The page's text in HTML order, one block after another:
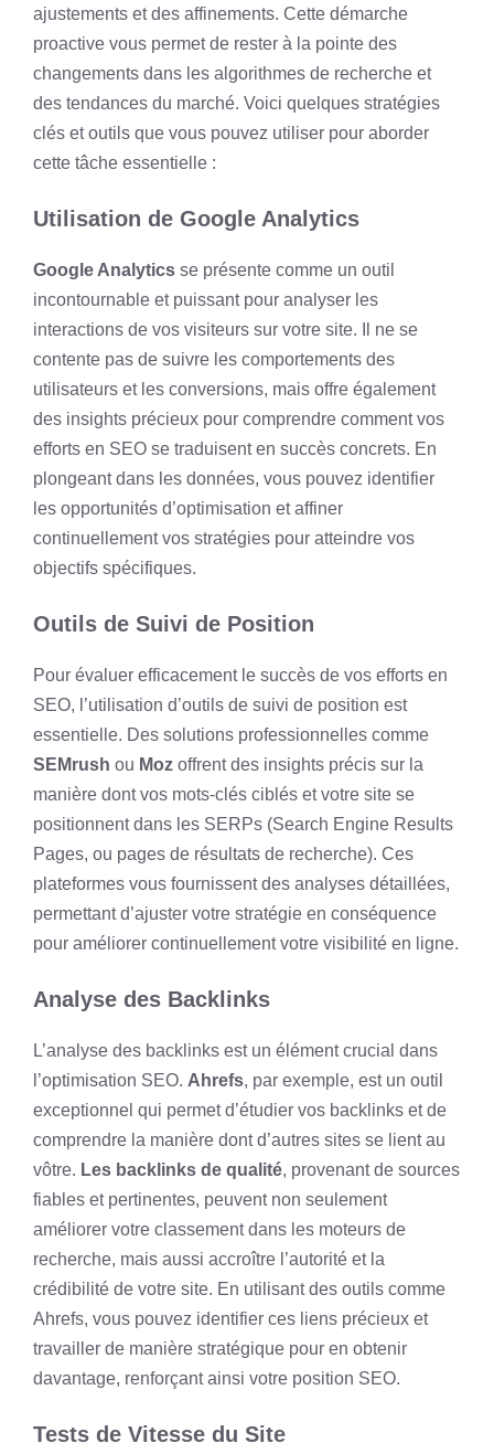
ajustements et des affinements. Cette démarche
proactive vous permet de rester à la pointe des
changements dans les algorithmes de recherche et
des tendances du marché. Voici quelques stratégies
clés et outils que vous pouvez utiliser pour aborder
cette tâche essentielle :
Utilisation de Google Analytics
Google Analytics se présente comme un outil
incontournable et puissant pour analyser les
interactions de vos visiteurs sur votre site. Il ne se
contente pas de suivre les comportements des
utilisateurs et les conversions, mais offre également
des insights précieux pour comprendre comment vos
efforts en SEO se traduisent en succès concrets. En
plongeant dans les données, vous pouvez identifier
les opportunités d’optimisation et affiner
continuellement vos stratégies pour atteindre vos
objectifs spécifiques.
Outils de Suivi de Position
Pour évaluer efficacement le succès de vos efforts en
SEO, l’utilisation d’outils de suivi de position est
essentielle. Des solutions professionnelles comme
SEMrush ou Moz offrent des insights précis sur la
manière dont vos mots-clés ciblés et votre site se
positionnent dans les SERPs (Search Engine Results
Pages, ou pages de résultats de recherche). Ces
plateformes vous fournissent des analyses détaillées,
permettant d’ajuster votre stratégie en conséquence
pour améliorer continuellement votre visibilité en ligne.
Analyse des Backlinks
L’analyse des backlinks est un élément crucial dans
l’optimisation SEO. Ahrefs, par exemple, est un outil
exceptionnel qui permet d’étudier vos backlinks et de
comprendre la manière dont d’autres sites se lient au
vôtre. Les backlinks de qualité, provenant de sources
fiables et pertinentes, peuvent non seulement
améliorer votre classement dans les moteurs de
recherche, mais aussi accroître l’autorité et la
crédibilité de votre site. En utilisant des outils comme
Ahrefs, vous pouvez identifier ces liens précieux et
travailler de manière stratégique pour en obtenir
davantage, renforçant ainsi votre position SEO.
Tests de Vitesse du Site